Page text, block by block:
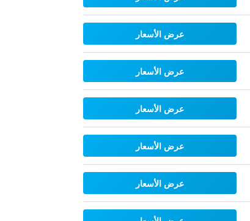
عرض الأسعار
عرض الأسعار
عرض الأسعار
عرض الأسعار
عرض الأسعار